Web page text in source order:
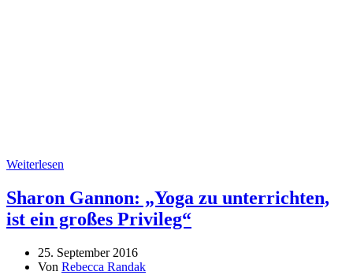
Weiterlesen
Sharon Gannon: „Yoga zu unterrichten,
ist ein großes Privileg“
25. September 2016
Von Rebecca Randak